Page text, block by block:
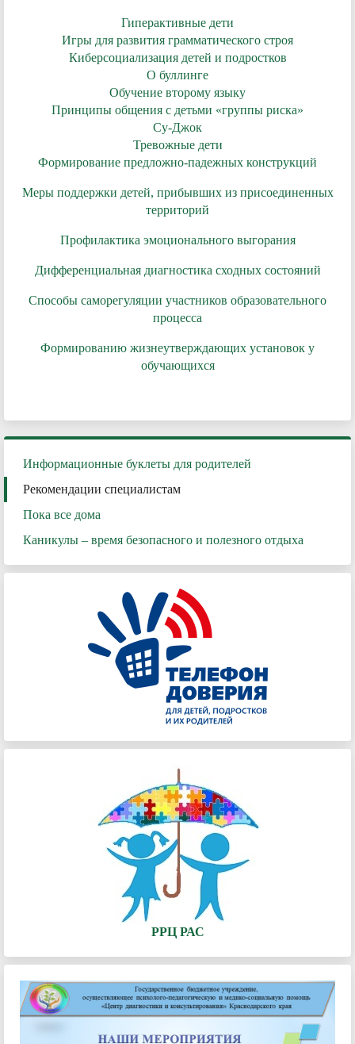
Гиперактивные дети
Игры для развития грамматического строя
Киберсоциализация детей и подростков
О буллинге
Обучение второму языку
Принципы общения с детьми «группы риска»
Су-Джок
Тревожные дети
Формирование предложно-падежных конструкций
Меры поддержки детей, прибывших из присоединенных
территорий
Профилактика эмоционального выгорания
Дифференциальная диагностика сходных состояний
Способы саморегуляции участников образовательного
процесса
Формированию жизнеутверждающих установок у
обучающихся
Информационные буклеты для родителей
Рекомендации специалистам
Пока все дома
Каникулы – время безопасного и полезного отдыха
РРЦ РАС